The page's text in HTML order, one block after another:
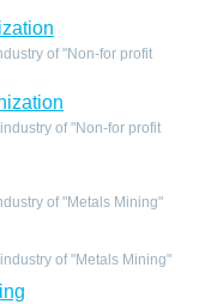
of "Non-for profit
of "Non-for profit
of "Metals Mining"
of "Metals Mining"